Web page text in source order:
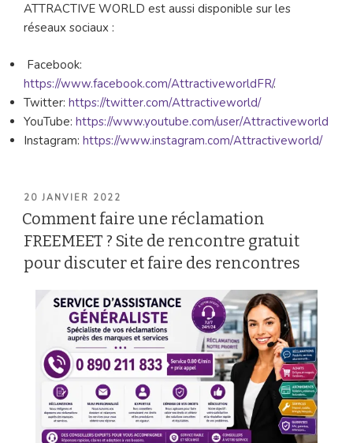
ATTRACTIVE WORLD est aussi disponible sur les
réseaux sociaux :
Facebook:
https://www.facebook.com/AttractiveworldFR/.
Twitter: https://twitter.com/Attractiveworld/
YouTube: https://www.youtube.com/user/Attractiveworld
Instagram: https://www.instagram.com/Attractiveworld/
PUBLIÉ
LE
20 JANVIER 2022
Comment faire une réclamation
FREEMEET ? Site de rencontre gratuit
pour discuter et faire des rencontres